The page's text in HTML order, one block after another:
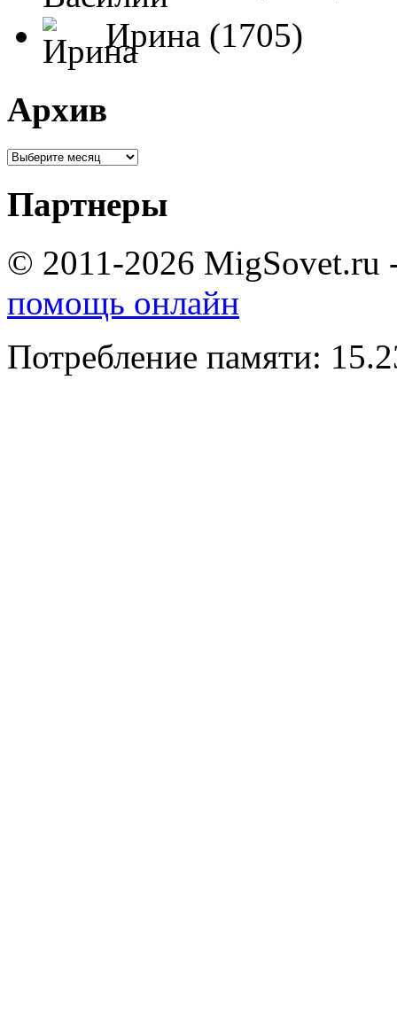
Ирина (1705)
Архив
Партнеры
© 2011-2026 MigSovet.ru
помощь онлайн
Потребление памяти: